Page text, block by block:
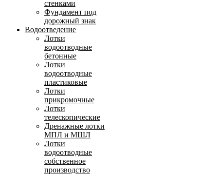
стенками
Фундамент под
дорожный знак
Водоотведение
Лотки
водоотводные
бетонные
Лотки
водоотводные
пластиковые
Лотки
прикромочные
Лотки
телескопические
Дренажные лотки
МПЛ и МШЛ
Лотки
водоотводные
собственное
производство